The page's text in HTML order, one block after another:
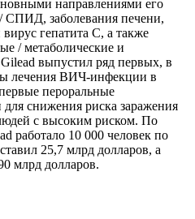
направлениями его
СПИД, заболевания печени,
гепатита С, а также
/ метаболические и
выпустил ряд первых, в
лечения ВИЧ-инфекции в
пероральные
снижения риска заражения
с высоким риском. По
работало 10 000 человек по
25,7 млрд долларов, а
млрд долларов.